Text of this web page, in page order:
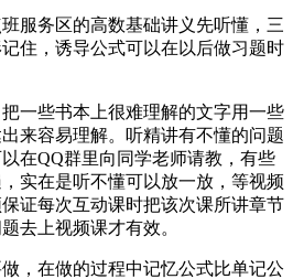
服务区的高数基础讲义先听懂，三
住，诱导公式可以在以后做习题时
一些书本上很难理解的文字用一些
来容易理解。听精讲有不懂的问题
在QQ群里向同学老师请教，有些
实在是听不懂可以放一放，等视频
证每次互动课时把该次课所讲章节
去上视频课才有效。
，在做的过程中记忆公式比单记公